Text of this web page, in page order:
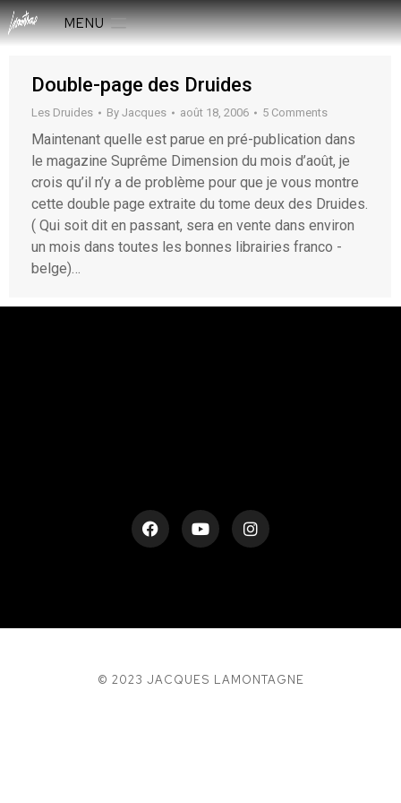
MENU
Double-page des Druides
Les Druides By Jacques août 18, 2006 5 Comments
Maintenant quelle est parue en pré-publication dans
le magazine Suprême Dimension du mois d’août, je
crois qu’il n’y a de problème pour que je vous montre
cette double page extraite du tome deux des Druides.
( Qui soit dit en passant, sera en vente dans environ
un mois dans toutes les bonnes librairies franco -
belge)…
© 2023 JACQUES LAMONTAGNE